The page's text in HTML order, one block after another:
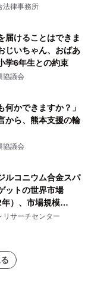
法律事務所
届けることはできま
じいちゃん、おばあ
学6年生との約束
協議会
何かできますか？」
から、熊本支援の輪
協議会
ルコニウム合金スパ
ットの世界市場
年）、市場規模
その他）・分析レポ
リサーチセンター